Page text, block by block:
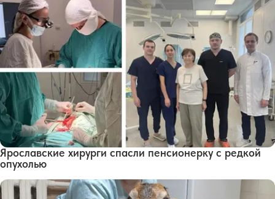
Ярославские хирурги спасли пенсионерку с редкой
опухолью